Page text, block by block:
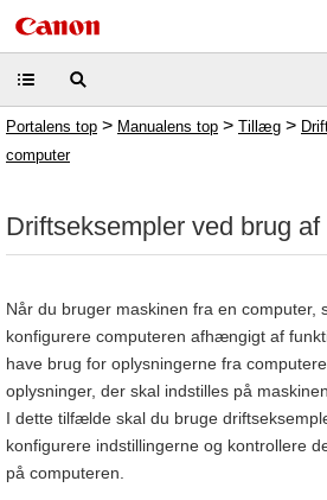
Portalens top > Manualens top > Tillæg >
computer
Driftseksempler ved brug
Når du bruger maskinen fra en computer,
konfigurere computeren afhængigt af
have brug for oplysningerne fra
oplysninger, der skal indstilles på maskinen.
I dette tilfælde skal du bruge
konfigurere indstillingerne og kontrollere
på computeren.